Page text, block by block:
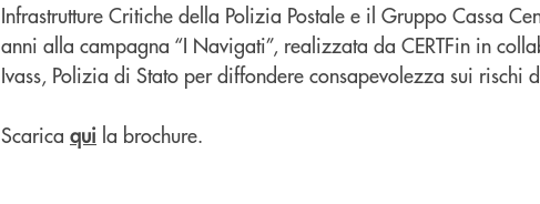
Infrastrutture Critiche della Polizia Postale e il Gruppo Cassa
anni alla campagna “I Navigati”, realizzata da CERTFin in
Ivass, Polizia di Stato per diffondere consapevolezza sui rischi
Scarica qui la brochure.